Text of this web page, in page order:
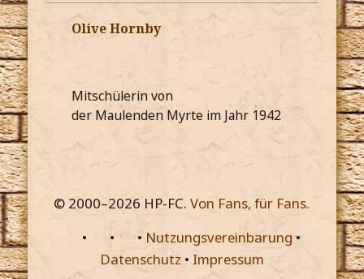
Olive Hornby
Mitschülerin von
der Maulenden Myrte im Jahr 1942
© 2000–2026 HP-FC.Von Fans, für Fans.
•
• • Nutzungsvereinbarung•
Datenschutz • Impressum